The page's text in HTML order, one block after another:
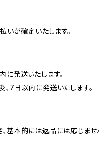
いが確定いたします。
発送いたします。
7日以内に発送いたします。
基本的には返品には応じませ